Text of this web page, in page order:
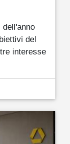
del
interesse